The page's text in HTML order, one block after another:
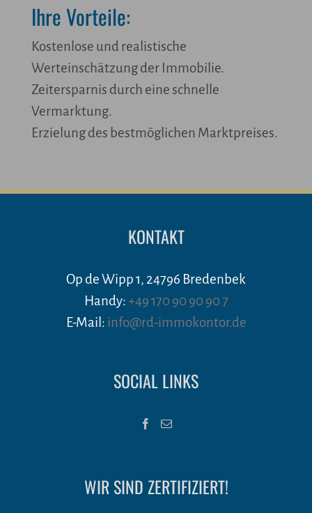
Ihre Vorteile:
Kostenlose und realistische
Werteinschätzung der Immobilie.
Zeitersparnis durch eine schnelle
Vermarktung.
Erzielung des bestmöglichen Marktpreises.
KONTAKT
Op de Wipp 1, 24796 Bredenbek
Handy:+49 170 90 90 90 7
E-Mail: info@rd-immokontor.de
SOCIAL LINKS
WIR SIND ZERTIFIZIERT!